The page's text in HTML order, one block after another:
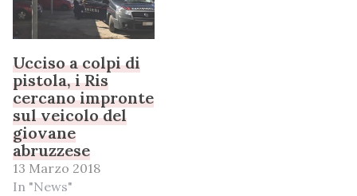
Ucciso a colpi di
pistola, i Ris
cercano impronte
sul veicolo del
giovane
abruzzese
13 Marzo 2018
In "News"